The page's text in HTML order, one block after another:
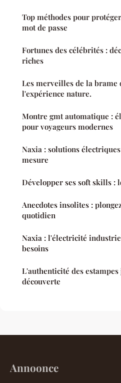
Top méthodes pour
mot de passe
Fortunes des célébrités :
riches
Les merveilles de la brame
l'expérience nature.
Montre gmt automatique :
pour voyageurs modernes
Naxia : solutions
mesure
Développer ses soft skills :
Anecdotes insolites :
quotidien
Naxia : l'électricité
besoins
L'authenticité des
découverte
Annoonce